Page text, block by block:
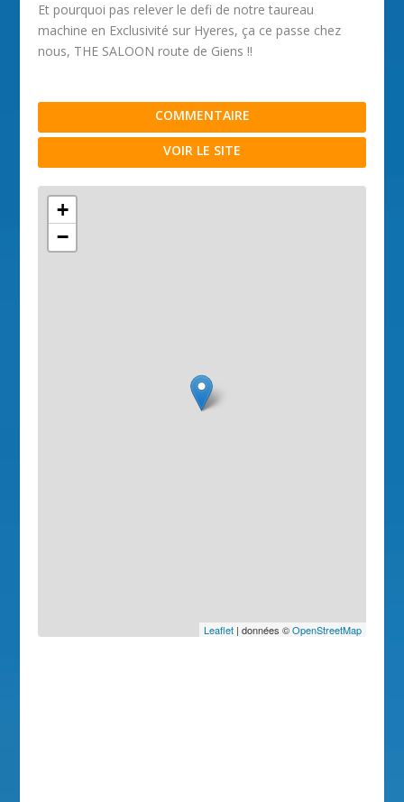
Et pourquoi pas relever le defi de notre taureau
machine en Exclusivité sur Hyeres, ça ce passe chez
nous, THE SALOON route de Giens !!
COMMENTAIRE
VOIR LE SITE
+
−
Leaflet| données ©OpenStreetMap